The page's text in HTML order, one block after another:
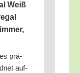
Weiß
prä­
auf­